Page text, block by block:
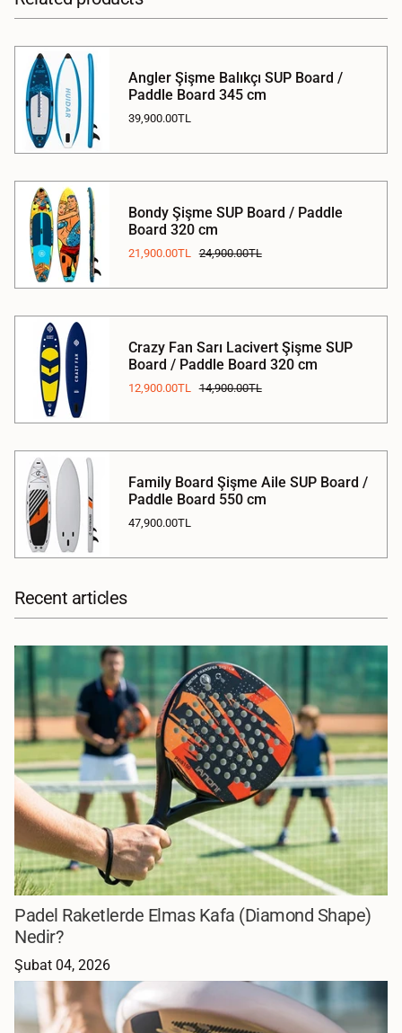
Angler Şişme Balıkçı SUP Board /
Paddle Board 345 cm
39,900.00TL
Bondy Şişme SUP Board / Paddle
Board 320 cm
21,900.00TL 24,900.00TL
Crazy Fan Sarı Lacivert Şişme SUP
Board / Paddle Board 320 cm
12,900.00TL 14,900.00TL
Family Board Şişme Aile SUP Board /
Paddle Board 550 cm
47,900.00TL
Recent articles
Padel Raketlerde Elmas Kafa (Diamond Shape)
Nedir?
Şubat 04, 2026